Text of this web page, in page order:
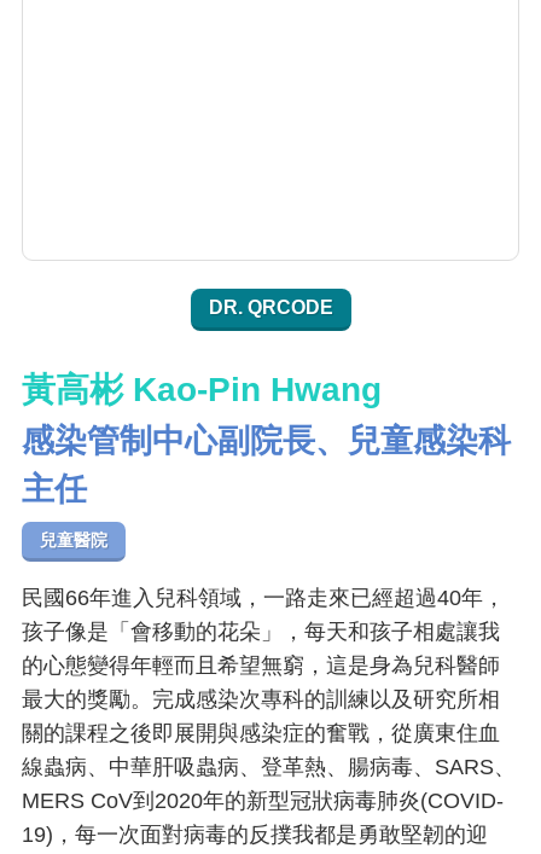
DR. QRCODE
黃高彬 Kao-Pin Hwang
感染管制中心副院長、兒童感染科
主任
兒童醫院
民國66年進入兒科領域，一路走來已經超過40年，
孩子像是「會移動的花朵」，每天和孩子相處讓我
的心態變得年輕而且希望無窮，這是身為兒科醫師
最大的獎勵。完成感染次專科的訓練以及研究所相
關的課程之後即展開與感染症的奮戰，從廣東住血
線蟲病、中華肝吸蟲病、登革熱、腸病毒、SARS、
MERS CoV到2020年的新型冠狀病毒肺炎(COVID-
19)，每一次面對病毒的反撲我都是勇敢堅韌的迎